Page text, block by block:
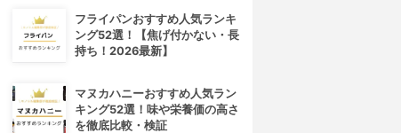
フライパンおすすめ人気ランキ
ング52選！【焦げ付かない・長
持ち！2026最新】
マヌカハニーおすすめ人気ラン
キング52選！味や栄養価の高さ
を徹底比較・検証